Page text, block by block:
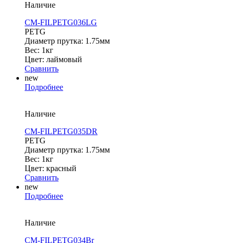
Наличие
CM-FILPETG036LG
PETG
Диаметр прутка: 1.75мм
Вес: 1кг
Цвет: лаймовый
Сравнить
new
Подробнее
Наличие
CM-FILPETG035DR
PETG
Диаметр прутка: 1.75мм
Вес: 1кг
Цвет: красный
Сравнить
new
Подробнее
Наличие
CM-FILPETG034Br